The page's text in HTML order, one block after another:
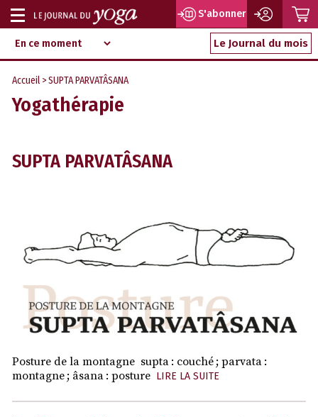
Aller
au
contenu
d‘information
indépendant
Afficher
ou
masquer
la
navigation
S'abonner
Le Journal du mois
Accueil > SUPTA PARVATÂSANA
Yogathérapie
SUPTA PARVATÂSANA
Posture de la montagne supta : couché ; parvata :
montagne ; âsana : posture LIRE LA SUITE